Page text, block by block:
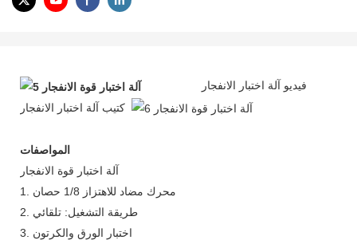
فيديو آلة اختبار الانفجار
كتيب آلة اختبار الانفجار
المواصفات
آلة اختبار قوة الانفجار
1. محرك مضاد للاهتزاز 1/8 حصان
2. طريقة التشغيل: تلقائي
3. اختبار الورق والكرتون